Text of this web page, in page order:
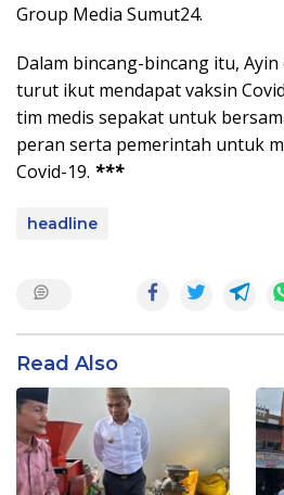
Group Media Sumut24.
Dalam bincang-bincang itu,
turut ikut mendapat vaksin
tim medis sepakat untuk
peran serta pemerintah untuk
Covid-19. ***
headline
Read Also